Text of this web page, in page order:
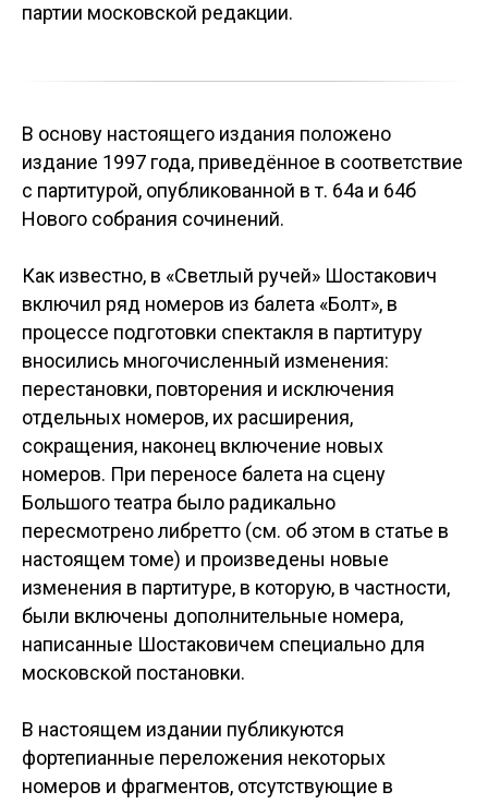
партии московской редакции.
В основу настоящего издания положено
издание 1997 года, приведённое в соответствие
с партитурой, опубликованной в т. 64а и 64б
Нового собрания сочинений.
Как известно, в «Светлый ручей» Шостакович
включил ряд номеров из балета «Болт», в
процессе подготовки спектакля в партитуру
вносились многочисленный изменения:
перестановки, повторения и исключения
отдельных номеров, их расширения,
сокращения, наконец включение новых
номеров. При переносе балета на сцену
Большого театра было радикально
пересмотрено либретто (см. об этом в статье в
настоящем томе) и произведены новые
изменения в партитуре, в которую, в частности,
были включены дополнительные номера,
написанные Шостаковичем специально для
московской постановки.
В настоящем издании публикуются
фортепианные переложения некоторых
номеров и фрагментов, отсутствующие в